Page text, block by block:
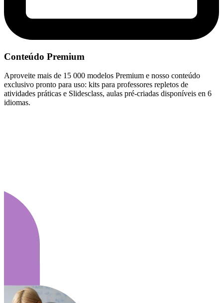
Conteúdo Premium
Aproveite mais de 15 000 modelos Premium e nosso conteúdo
exclusivo pronto para uso: kits para professores repletos de
atividades práticas e Slidesclass, aulas pré-criadas disponíveis en 6
idiomas.